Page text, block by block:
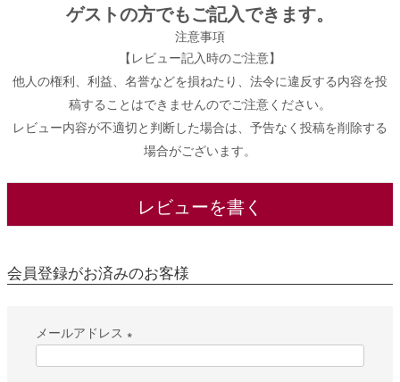
ゲストの方でもご記入できます。
注意事項
【レビュー記入時のご注意】
他人の権利、利益、名誉などを損ねたり、法令に違反する内容を投
稿することはできませんのでご注意ください。
レビュー内容が不適切と判断した場合は、予告なく投稿を削除する
場合がございます。
レビューを書く
会員登録がお済みのお客様
メールアドレス
(